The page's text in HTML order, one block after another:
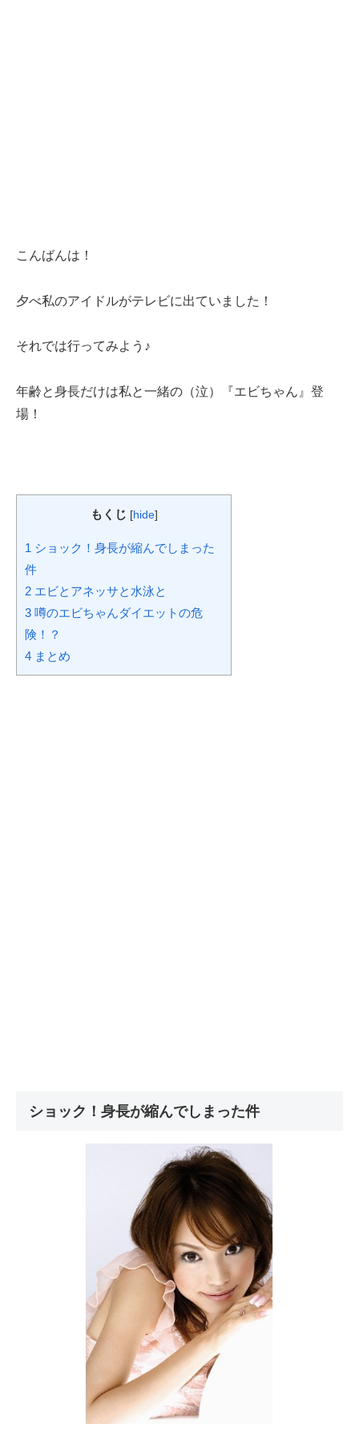
こんばんは！
夕べ私のアイドルがテレビに出ていました！
それでは行ってみよう♪
年齢と身長だけは私と一緒の（泣）『エビちゃん』登
場！
もくじ [hide]
1 ショック！身長が縮んでしまった
件
2 エビとアネッサと水泳と
3 噂のエビちゃんダイエットの危
険！？
4 まとめ
ショック！身長が縮んでしまった件